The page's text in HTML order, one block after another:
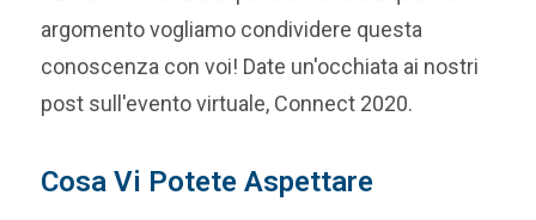
argomento vogliamo condividere questa
conoscenza con voi! Date un'occhiata ai nostri
post sull'evento virtuale, Connect 2020.
Cosa Vi Potete Aspettare